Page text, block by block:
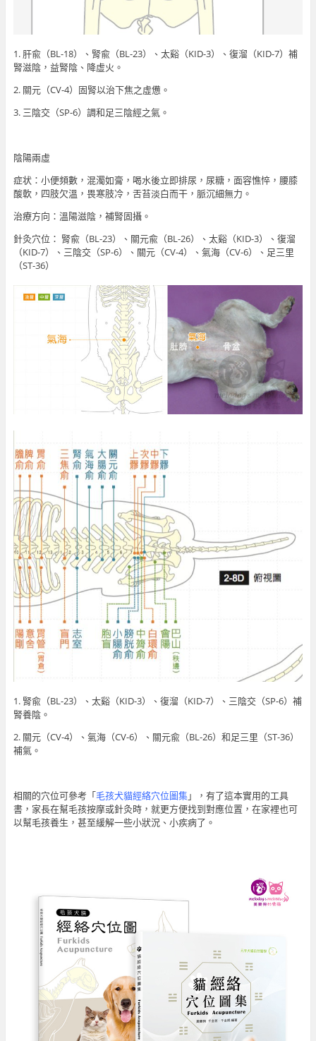
1. 肝兪（BL-18）、腎兪（BL-23）、太谿（KID-3）、復溜（KID-7）補
腎滋陰，益腎陰、降虛火。
2. 關元（CV-4）固腎以治下焦之虛憊。
3. 三陰交（SP-6）調和足三陰經之氣。
陰陽兩虛
症状：小便頻數，混濁如膏，喝水後立即排尿，尿糖，面容憔悴，腰膝
酸軟，四肢欠溫，畏寒肢冷，舌苔淡白而干，脈沉細無力。
治療方向：溫陽滋陰，補腎固攝。
針灸穴位： 腎兪（BL-23）、關元兪（BL-26）、太谿（KID-3）、復溜
（KID-7）、三陰交（SP-6）、關元（CV-4）、氣海（CV-6）、足三里
（ST-36）
1. 腎兪（BL-23）、太谿（KID-3）、復溜（KID-7）、三陰交（SP-6）補
腎養陰。
2. 關元（CV-4）、氣海（CV-6）、關元兪（BL-26）和足三里（ST-36）
補氣。
相關的穴位可參考「毛孩犬貓經絡穴位圖集」，有了這本實用的工具
書，家長在幫毛孩按摩或針灸時，就更方便找到對應位置，在家裡也可
以幫毛孩養生，甚至緩解一些小狀況、小疾病了。